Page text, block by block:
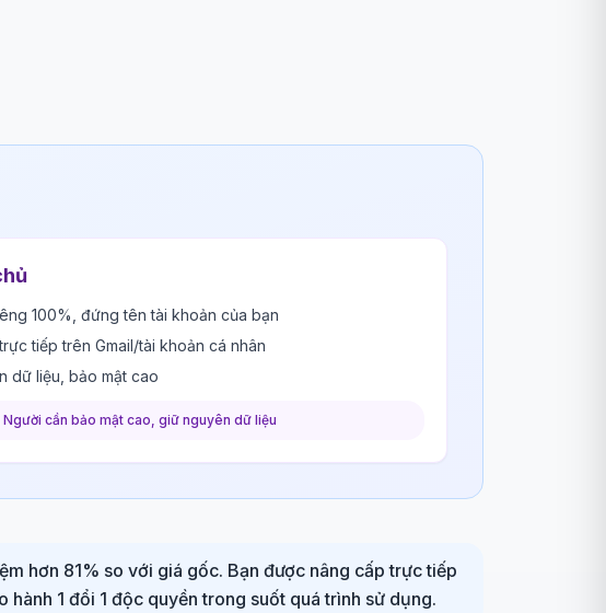
100%, đứng tên tài khoản của bạn
tiếp trên Gmail/tài khoản cá nhân
dữ liệu, bảo mật cao
Người cần bảo mật cao, giữ nguyên dữ liệu
hơn 81% so với giá gốc. Bạn được nâng cấp trực tiếp
1 đổi 1 độc quyền trong suốt quá trình sử dụng.